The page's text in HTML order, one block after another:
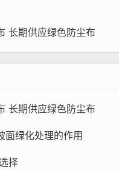
艺用
长期供应绿色防尘布
长期供应绿色防尘布
面绿化处理的作用
择